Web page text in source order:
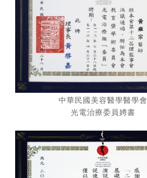
中華民國美容醫學醫學會
光電治療委員娉書